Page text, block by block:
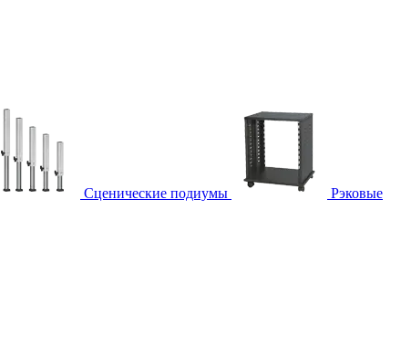
Сценические подиумы Рэковые